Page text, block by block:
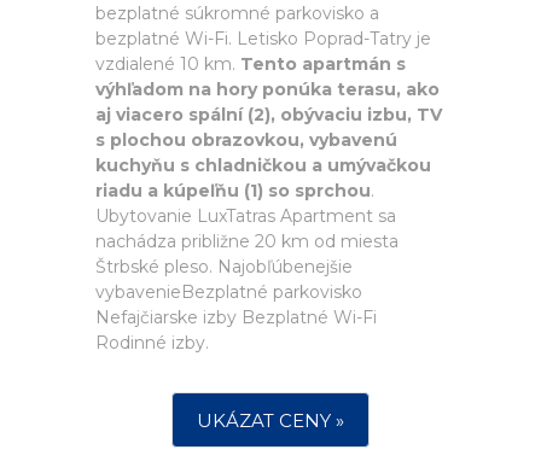
bezplatné súkromné parkovisko a
bezplatné Wi-Fi. Letisko Poprad-Tatry je
vzdialené 10 km. Tento apartmán s
výhľadom na hory ponúka terasu, ako
aj viacero spální (2), obývaciu izbu, TV
s plochou obrazovkou, vybavenú
kuchyňu s chladničkou a umývačkou
riadu a kúpeľňu (1) so sprchou.
Ubytovanie LuxTatras Apartment sa
nachádza približne 20 km od miesta
Štrbské pleso. Najobľúbenejšie
vybavenieBezplatné parkovisko
Nefajčiarske izby Bezplatné Wi-Fi
Rodinné izby.
UKÁZAT CENY »